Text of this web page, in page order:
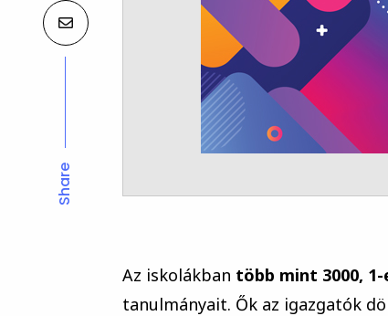
Az iskolákban több mint 3000,
tanulmányait. Ők az igazgatók
Share